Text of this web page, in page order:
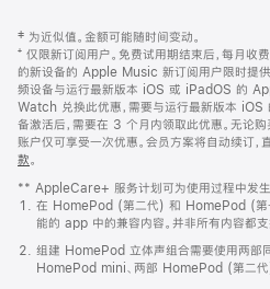
页
页
脚
注
‡ 为近似值。金额可能随时间变动。
⁺ 仅限新订阅用户。免费试用期结束后，每月收
的新设备的 Apple Music 新订阅用户限时提供
频设备与运行最新版本 iOS 或 iPadOS 的
Watch 兑换此优惠，需要与运行最新版本 iOS
备激活后，需要在 3 个月内领取此优惠。无论
账户仅可享受一次优惠。会员方案将自动续订，
款。
窗
口
中
打
开)
** AppleCare+ 服务计划可为使用过程中发生
在 HomePod (第二代) 和 HomePod (第
能的 app 中的兼容内容。并非所有内容都支
组建 HomePod 立体声组合需要使用两部
HomePod mini、两部 HomePod (第二